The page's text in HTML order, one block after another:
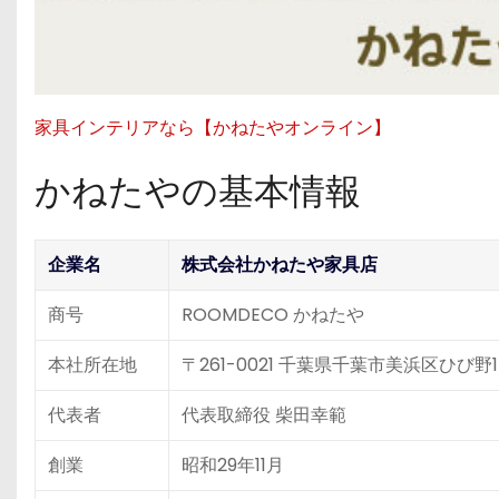
家具インテリアなら【かねたやオンライン】
かねたやの基本情報
企業名
株式会社かねたや家具店
商号
ROOMDECO かねたや
本社所在地
〒261-0021 千葉県千葉市美浜区ひび野
代表者
代表取締役 柴田幸範
創業
昭和29年11月